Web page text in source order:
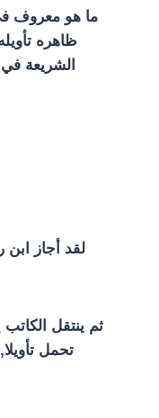
ما هو معروف في
ظاهره
الشريعة
لقد أجاز
ثم ينتقل
تحمل